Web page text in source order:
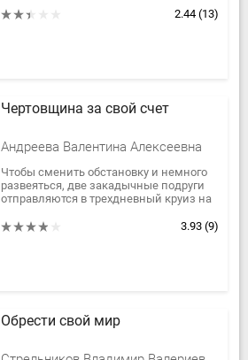
похожего на могилу оврага,...
2.44 (13)
Чертовщина за свой счет
Андреева Валентина Алексеевна
Чтобы сменить обстановку и немного
развеяться, две закадычные подруги
отправляются в трехдневный круиз на
делали!Природное...
3.93 (9)
Обрести свой мир